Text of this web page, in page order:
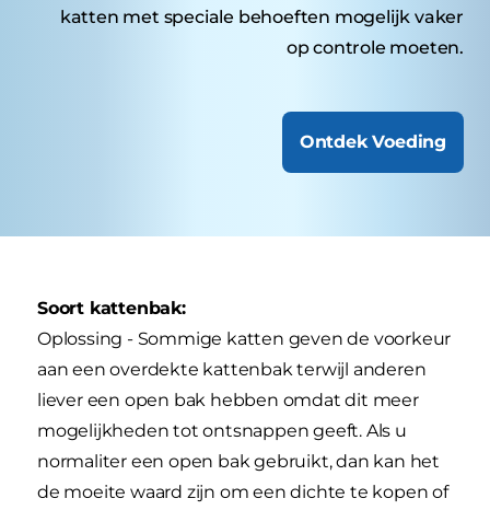
katten met speciale behoeften mogelijk vaker
op controle moeten.
Ontdek Voeding
Soort kattenbak:
Oplossing - Sommige katten geven de voorkeur
aan een overdekte kattenbak terwijl anderen
liever een open bak hebben omdat dit meer
mogelijkheden tot ontsnappen geeft. Als u
normaliter een open bak gebruikt, dan kan het
de moeite waard zijn om een dichte te kopen of